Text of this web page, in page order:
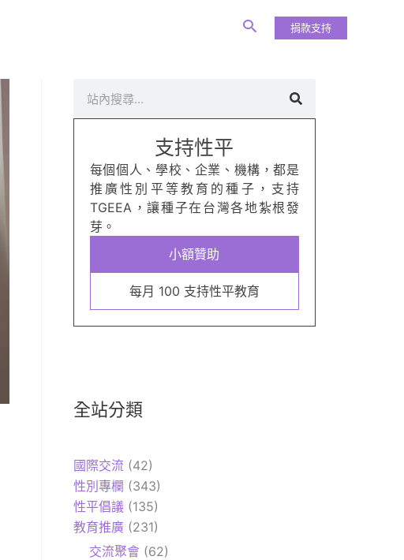
捐款支持
支持性平
每個個人、學校、企業、機構，都是
推廣性別平等教育的種子，支持
TGEEA，讓種子在台灣各地紮根發
芽。
小額贊助
每月 100 支持性平教育
全站分類
國際交流 (42)
性別專欄 (343)
性平倡議(135)
教育推廣(231)
交流聚會(62)